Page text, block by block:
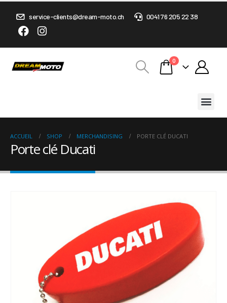
service-clients@dream-moto.ch 0041 76 205 22 38
0
ACCUEIL SHOP MERCHANDISING PORTE CLÉ DUCATI
Porte clé Ducati